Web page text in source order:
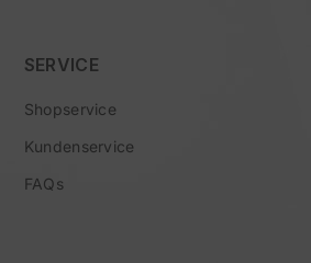
SERVICE
Shopservice
Kundenservice
FAQs